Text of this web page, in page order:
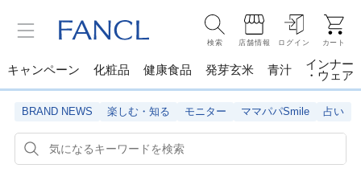
検索 店舗情報 ログイン カート
キャンペーン 化粧品 健康食品 発芽玄米 青汁
インナー
・ウェア
BRAND NEWS 楽しむ・知る モニター ママパパSmile 占い